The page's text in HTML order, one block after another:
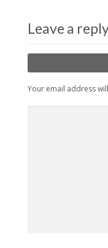
Leave a
Your email address